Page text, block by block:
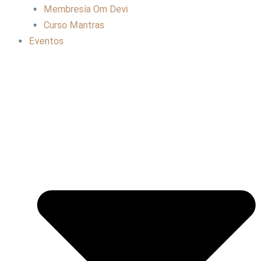
Membresía Om Devi
Curso Mantras
Eventos